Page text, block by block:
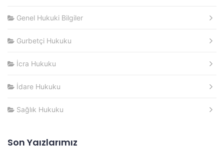
Genel Hukuki Bilgiler
Gurbetçi Hukuku
İcra Hukuku
İdare Hukuku
Sağlık Hukuku
Son Yaızlarımız